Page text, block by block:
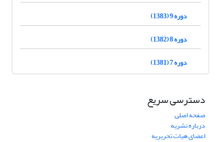
دوره 9 (1383)
دوره 8 (1382)
دوره 7 (1381)
دسترسی سریع
صفحه اصلی
درباره نشریه
اعضای هیات تحریریه